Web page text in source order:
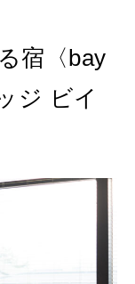
宿〈bay
ジ ビイ